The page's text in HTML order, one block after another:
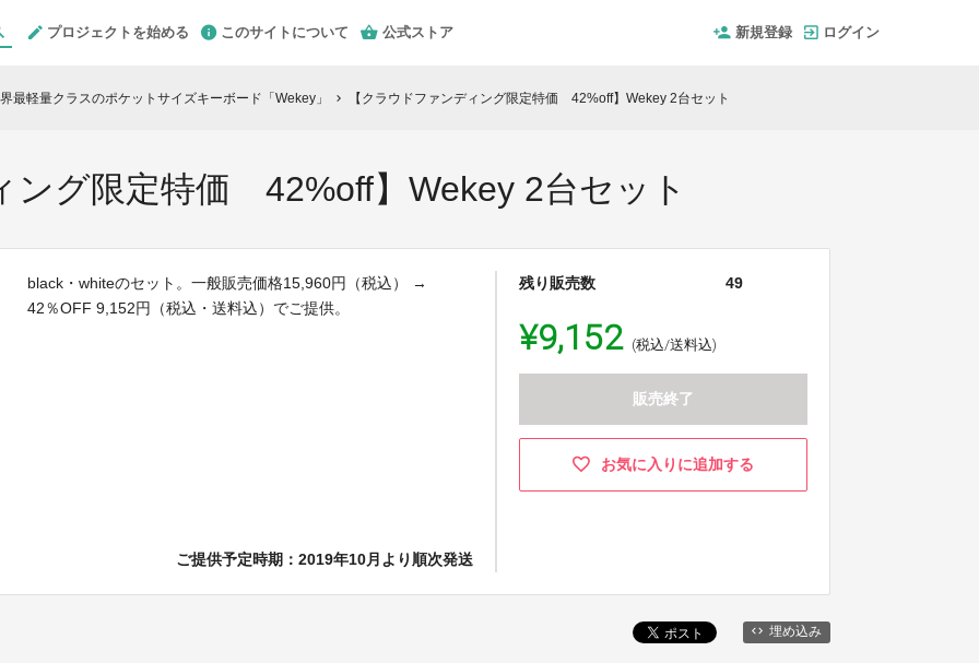
プロジェクトを始める このサイトについて 公式ストア 新規登録 ログイン
最軽量クラスのポケットサイズキーボード「Wekey」 chevron_right 【クラウドファンディング限定特価 42%off】Wekey 2台セット
ング限定特価 42%off】Wekey 2台セット
black・whiteのセット。一般販売価格15,960円（税込） →
42％OFF 9,152円（税込・送料込）でご提供。
ご提供予定時期：2019年10月より順次発送
残り販売数 49
¥9,152 (税込/送料込)
販売終了
お気に入りに追加する
埋め込み